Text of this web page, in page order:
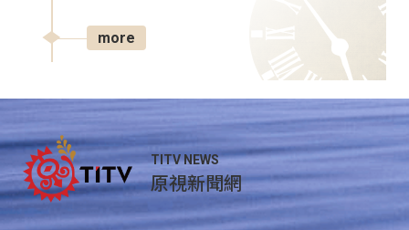
more
TITV NEWS
原視新聞網